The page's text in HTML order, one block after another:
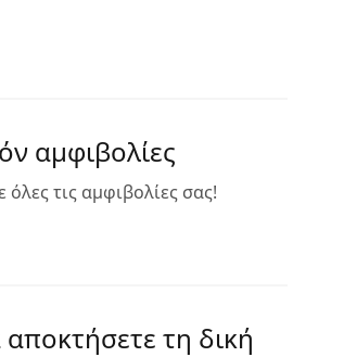
αμφιβολίες
τις αμφιβολίες σας!
τη δική